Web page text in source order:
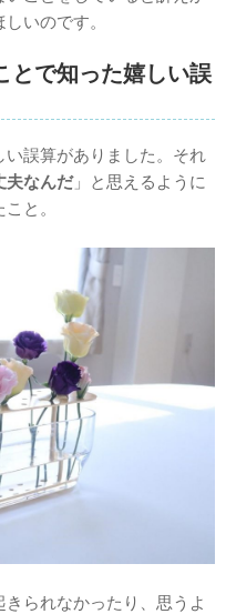
いのです。
とで知った嬉しい誤
誤算がありました。それ
夫なんだ」と思えるように
と。
られなかったり、思うよ